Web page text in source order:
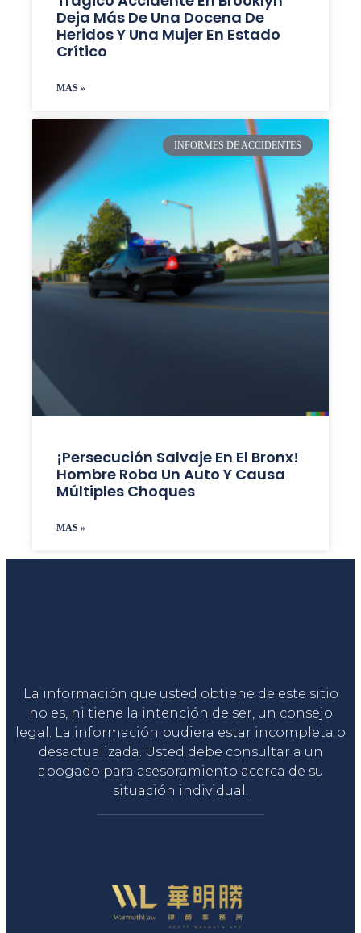
Deja Más De Una Docena De
Heridos Y Una Mujer En Estado
Crítico
MAS »
INFORMES DE ACCIDENTES
¡Persecución Salvaje En El Bronx!
Hombre Roba Un Auto Y Causa
Múltiples Choques
MAS »
La información que usted obtiene de este sitio
no es, ni tiene la intención de ser, un consejo
legal. La información pudiera estar incompleta o
desactualizada. Usted debe consultar a un
abogado para asesoramiento acerca de su
situación individual.